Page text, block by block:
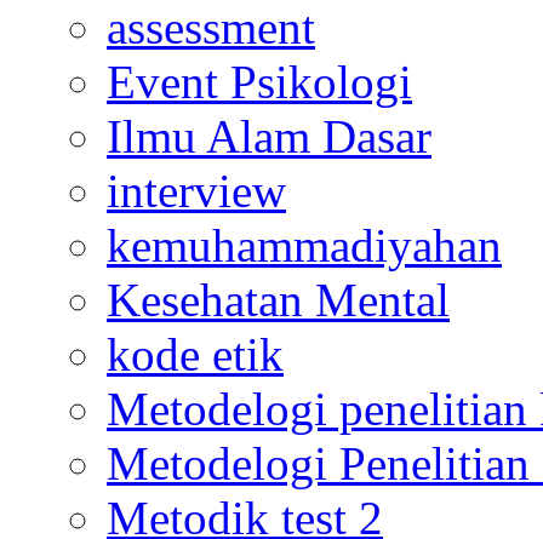
assessment
Event Psikologi
Ilmu Alam Dasar
interview
kemuhammadiyahan
Kesehatan Mental
kode etik
Metodelogi
Metodelogi
Metodik test 2